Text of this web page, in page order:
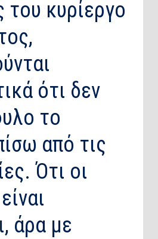
του κυρίεργο
ότι δεν
το
από τις
Ότι οι
άρα με